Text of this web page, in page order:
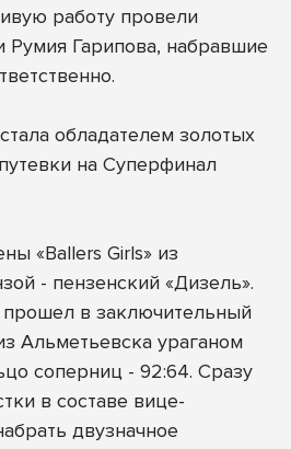
работу провели
Румия Гарипова, набравшие
обладателем золотых
на Суперфинал
«Ballers Girls» из
- пензенский «Дизель».
в заключительный
Альметьевска ураганом
соперниц - 92:64. Сразу
в составе вице-
двузначное